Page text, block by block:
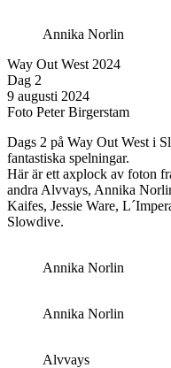
Annika Norlin
Way Out West 2024
Dag 2
9 augusti 2024
Foto Peter Birgerstam
Dags 2 på Way Out West i
fantastiska spelningar.
Här är ett axplock av foton
andra Alvvays, Annika
Kaifes, Jessie Ware,
Slowdive.
Annika Norlin
Annika Norlin
Alvvays